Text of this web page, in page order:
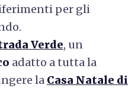
per gli
Verde, un
adatto a tutta la
la Casa Natale di